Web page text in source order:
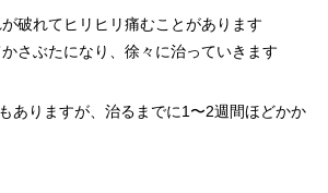
が破れてヒリヒリ痛むことがあります
かさぶたになり、徐々に治っていきます
ありますが、治るまでに1〜2週間ほどかか